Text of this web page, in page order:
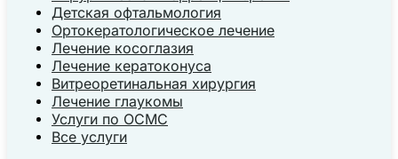
Детская офтальмология
Ортокератологическое лечение
Лечение косоглазия
Лечение кератоконуса
Витреоретинальная хирургия
Лечение глаукомы
Услуги по ОСМС
Все услуги